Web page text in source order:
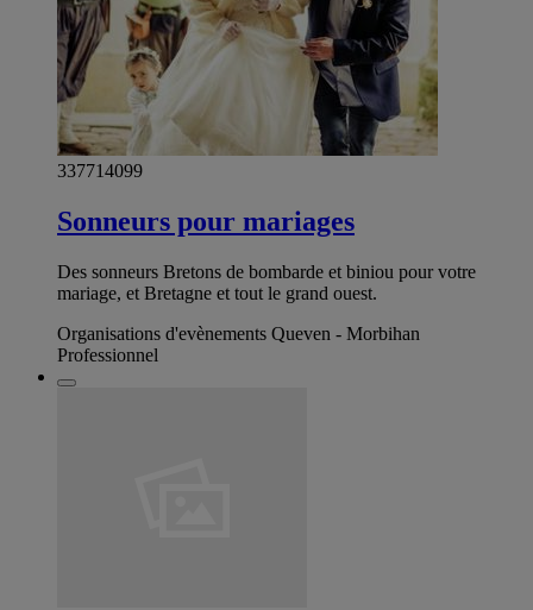
337714099
Sonneurs pour mariages
Des sonneurs Bretons de bombarde et biniou pour votre
mariage, et Bretagne et tout le grand ouest.
Organisations d'evènements Queven - Morbihan
Professionnel